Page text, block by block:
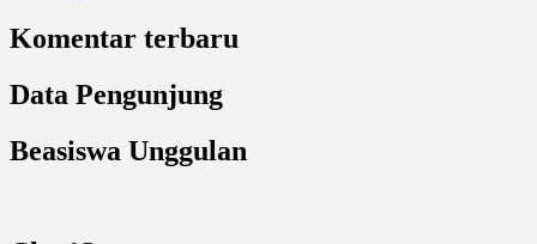
Komentar terbaru
Data Pengunjung
Beasiswa Unggulan